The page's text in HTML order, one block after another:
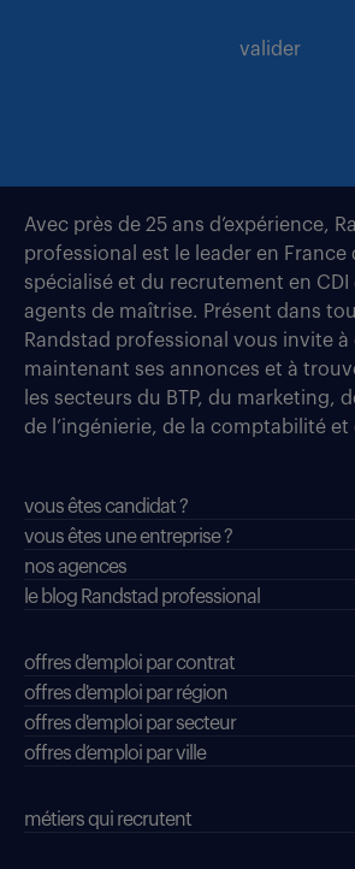
valider
Avec près de 25 ans d’expérience,
professional est le leader en France
spécialisé et du recrutement en CDI
agents de maîtrise. Présent dans
Randstad professional vous invite
maintenant ses annonces et à
les secteurs du BTP, du marketing,
de l’ingénierie, de la comptabilité et
vous êtes candidat ?
vous êtes une entreprise ?
nos agences
le blog Randstad professional
offres d'emploi par contrat
offres d'emploi par région
offres d'emploi par secteur
offres d’emploi par ville
métiers qui recrutent